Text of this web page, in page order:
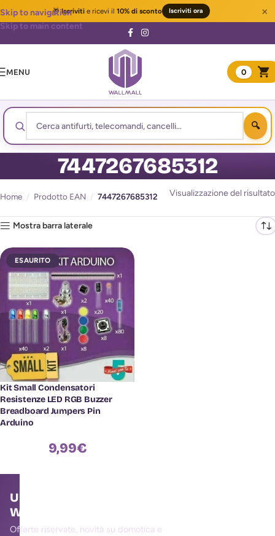
🎁Iscrivitie ricevi il 10% di sconto Iscriviti ora ×
Skip to navigation
Skip to main content
MENU 0
7447267685312
Home / Prodotto EAN / 7447267685312 Visualizzazione del risultato
Mostra barra laterale
ESAURITO
Kit Small Condensatori
Resistenze LED RGB Buzzer
Breadboard Jumpers Pin
Arduino
9,99€
Unisciti alla community
WallMall
Offerte riservate, novità su domotica e